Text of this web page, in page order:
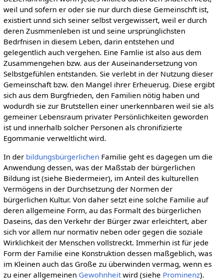
weil und sofern er oder sie nur durch diese Gemeinschft ist,
existiert unnd sich seiner selbst vergewissert, weil er durch
deren Zusmmenleben ist und seine ursprünglichsten
Bedrfnisen in diesem Leben, darin entstehen und
gelegentlich auch vergehen. Eine Famlie ist also aus dem
Zusammengehen bzw. aus der Auseinandersetzung von
Selbstgefühlen entstanden. Sie verlebt in der Nutzung dieser
Gemeinschaft bzw. den Mangel ihrer Erheuerug. Diese ergibt
sich aus dem Burgfrieden, den Familien nötig haben und
wodurdh sie zur Brutstellen einer unerkennbaren weil sie als
gemeiner Lebensraum privater Persönlichkeiten geworden
ist und innerhalb solcher Personen als chronifizierte
Egommanie verweltlicht wird.
In der bildungsbürgerlichenFamilie geht es dagegen um die
Anwendung dessen, was der Maßstab der bürgerlichen
Bildung ist (siehe Biedermeier), im Anteil des kulturellen
Vermögens in der Durchsetzung der Normen der
bürgerlichen Kultur. Von daher setzt eine solche Familie auf
deren allgemeine Form, au das Formalt des bürgerlichen
Daseins, das den Verkehr der Bürger zwar erleichtert, aber
sich vor allem nur normativ neben oder gegen die soziale
Wirklichkeit der Menschen vollstreckt. Immerhin ist für jede
Form der Familie eine Konstruktion dessen maßgeblich, was
im Kleinen auch das Große zu überwinden vermag, wenn es
zu einer allgemeinen Gewohnheitwird (siehe Prominenz).